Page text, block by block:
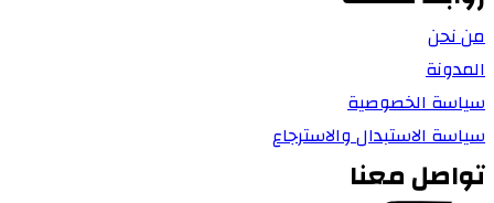
من نحن
المدونة
سياسة الخصوصية
سياسة الاستبدال والاسترجاع
تواصل معنا